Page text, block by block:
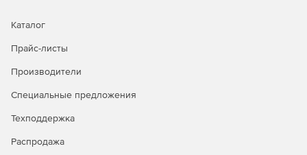
Каталог
Прайс-листы
Производители
Специальные предложения
Техподдержка
Распродажа